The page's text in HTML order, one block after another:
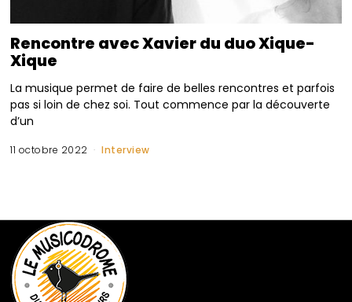
Rencontre avec Xavier du duo Xique-
Xique
La musique permet de faire de belles rencontres et parfois
pas si loin de chez soi. Tout commence par la découverte
d’un
11 octobre 2022 Interview